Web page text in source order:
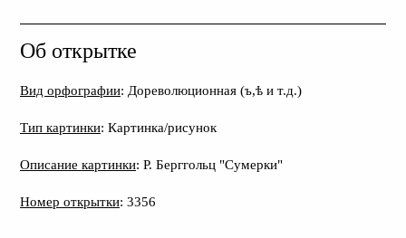
Об открытке
Вид орфографии: Дореволюционная (ъ,ѣ и т.д.)
Тип картинки: Картинка/рисунок
Описание картинки: Р. Берггольц "Сумерки"
Номер открытки: 3356